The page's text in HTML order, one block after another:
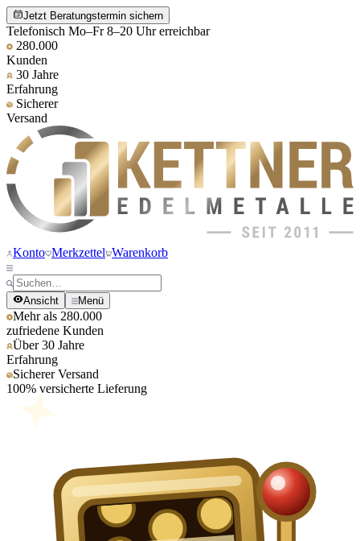
Jetzt Beratungstermin sichern
Telefonisch Mo–Fr 8–20 Uhr erreichbar
280.000
Kunden
30 Jahre
Erfahrung
Sicherer
Versand
Konto Merkzettel Warenkorb
Ansicht Menü
Mehr als 280.000
zufriedene Kunden
Über 30 Jahre
Erfahrung
Sicherer Versand
100% versicherte Lieferung